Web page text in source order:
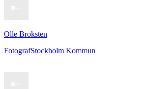
Olle Broksten
FotografStockholm Kommun